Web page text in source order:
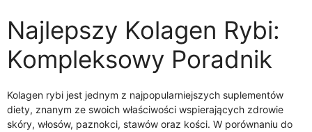
Najlepszy Kolagen Rybi:
Kompleksowy Poradnik
Kolagen rybi jest jednym z najpopularniejszych suplementów
diety, znanym ze swoich właściwości wspierających zdrowie
skóry, włosów, paznokci, stawów oraz kości. W porównaniu do